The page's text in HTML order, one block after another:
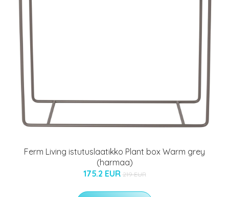
Ferm Living istutuslaatikko Plant box Warm grey
(harmaa)
175.2 EUR 219 EUR